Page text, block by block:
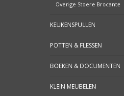
Overige Stoere Brocante
KEUKENSPULLEN
POTTEN & FLESSEN
BOEKEN & DOCUMENTEN
KLEIN MEUBELEN